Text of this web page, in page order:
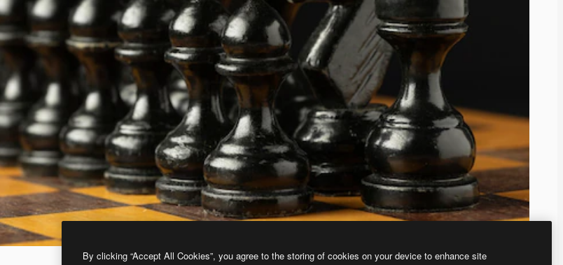
By clicking “Accept All Cookies”, you agree to the storing of cookies on your device to enhance site